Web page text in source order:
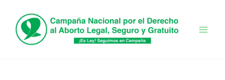
contenido